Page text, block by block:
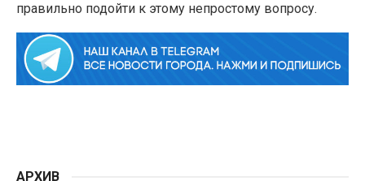
правильно подойти к этому непростому вопросу.
АРХИВ